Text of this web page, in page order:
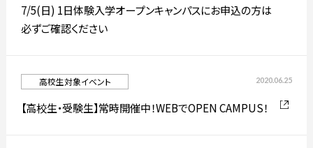
7/5(日) 1日体験入学オープンキャンパスにお申込の方は
必ずご確認ください
2020.06.25
高校生対象イベント
【高校生・受験生】常時開催中！WEBでOPEN CAMPUS！